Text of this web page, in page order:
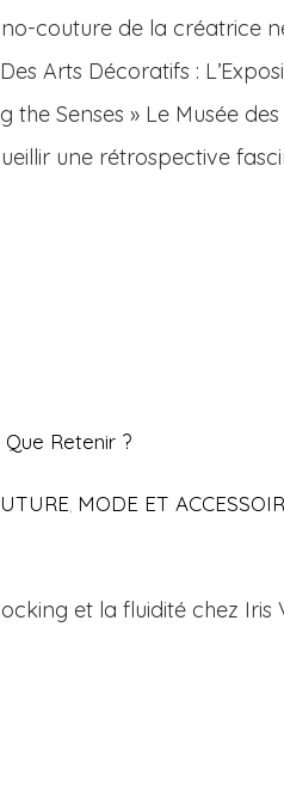
couture de la créatrice
Arts Décoratifs :
the Senses » Le Musée
une rétrospective
Retenir ?
, MODE ET
et la fluidité chez Iris